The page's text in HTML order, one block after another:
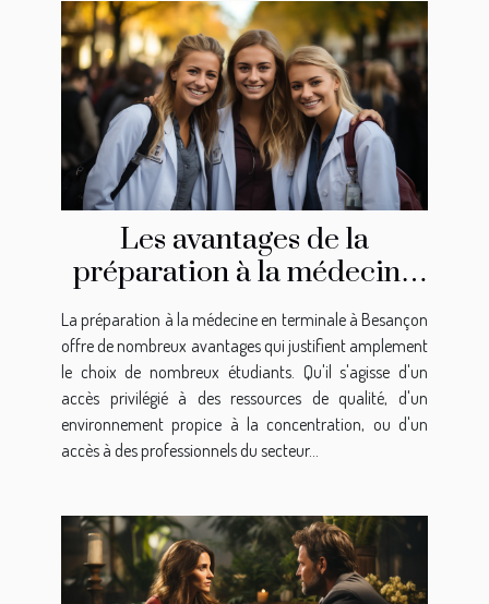
Les avantages de la
préparation à la médecine
en terminale à Besançon
La préparation à la médecine en terminale à Besançon
offre de nombreux avantages qui justifient amplement
le choix de nombreux étudiants. Qu'il s'agisse d'un
accès privilégié à des ressources de qualité, d'un
environnement propice à la concentration, ou d'un
accès à des professionnels du secteur...